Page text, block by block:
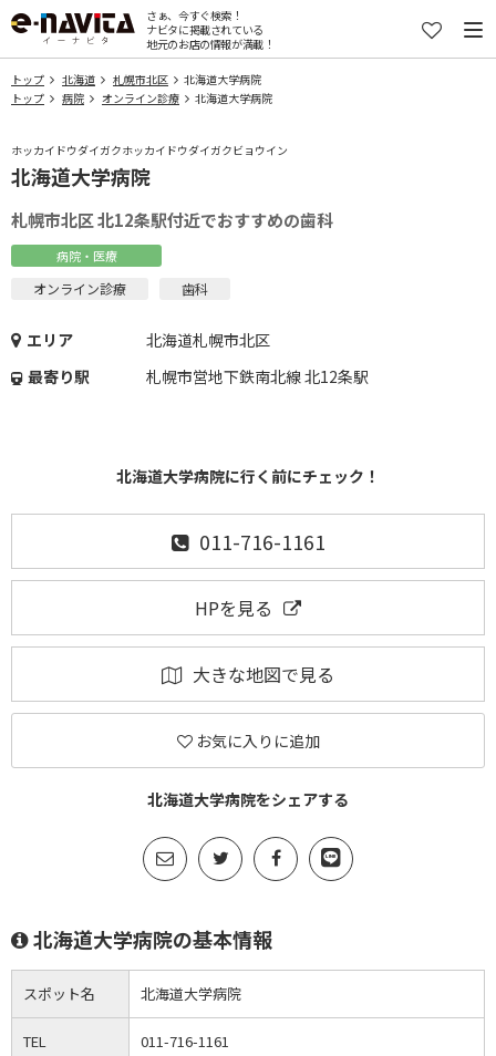
さぁ、今すぐ検索！
ナビタに掲載されている
地元のお店の情報が満載！
トップ 北海道 札幌市北区
北海道大学病院
トップ
病院 オンライン診療 北海道大学病院
ホッカイドウダイガクホッカイドウダイガクビョウイン
北海道大学病院
札幌市北区 北12条駅付近でおすすめの歯科
病院・医療
オンライン診療 歯科
エリア
北海道札幌市北区
最寄り駅
札幌市営地下鉄南北線 北12条駅
北海道大学病院に行く前にチェック！
011-716-1161
HPを見る
大きな地図で見る
お気に入りに追加
北海道大学病院をシェアする
北海道大学病院の基本情報
スポット名 北海道大学病院
TEL 011-716-1161